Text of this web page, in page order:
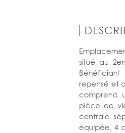
situé au
repensé et
comprend
pièce de
centrale
équipée, 4